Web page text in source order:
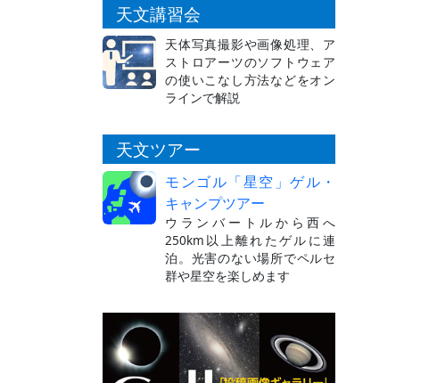
天文講習会
天体写真撮影や画像処理、ア
ストロアーツのソフトウェア
の使いこなし方法などをオン
ラインで解説
天文ツアー
モンゴル「星空」ゲル・
キャンプツアー
ウランバートルから西へ
250km以上離れたゲルに連
泊。光害のない場所でペルセ
群や星空を楽しめます